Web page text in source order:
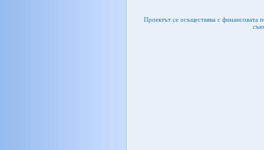
Проектът се осъществява с финансовата